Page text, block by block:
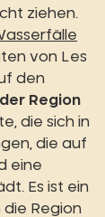
ziehen.
von Les
den
Region
die sich in
die auf
eine
Es ist ein
Region